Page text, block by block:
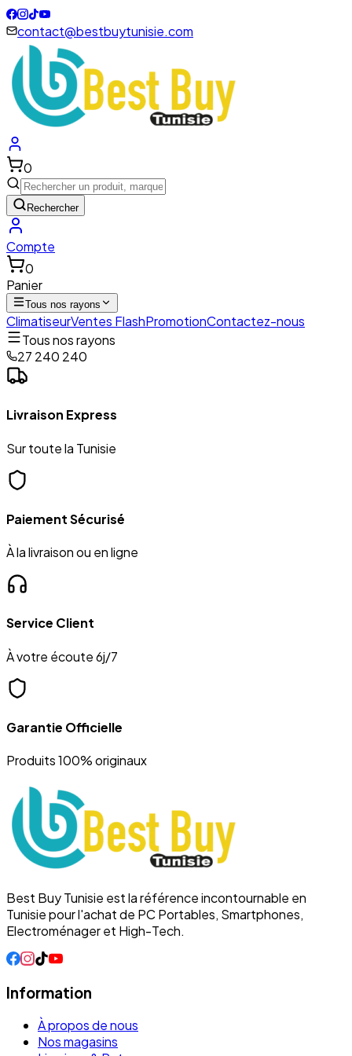
contact@bestbuytunisie.com
0
Rechercher
Compte
0
Panier
Tous nos rayons
ClimatiseurVentes FlashPromotionContactez-nous
Tous nos rayons
27 240 240
Livraison Express
Sur toute la Tunisie
Paiement Sécurisé
À la livraison ou en ligne
Service Client
À votre écoute 6j/7
Garantie Officielle
Produits 100% originaux
Best Buy Tunisie est la référence incontournable en
Tunisie pour l'achat de PC Portables, Smartphones,
Electroménager et High-Tech.
Information
À propos de nous
Nos magasins